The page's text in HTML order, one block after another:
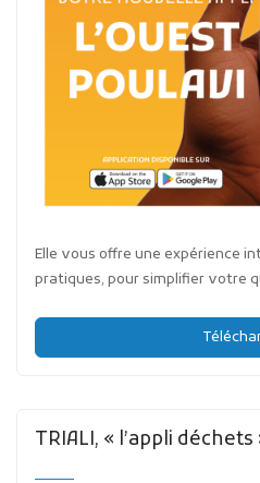
Elle vous offre une expérience
pratiques, pour simplifier votre
TRIALI, « l’appli déchets